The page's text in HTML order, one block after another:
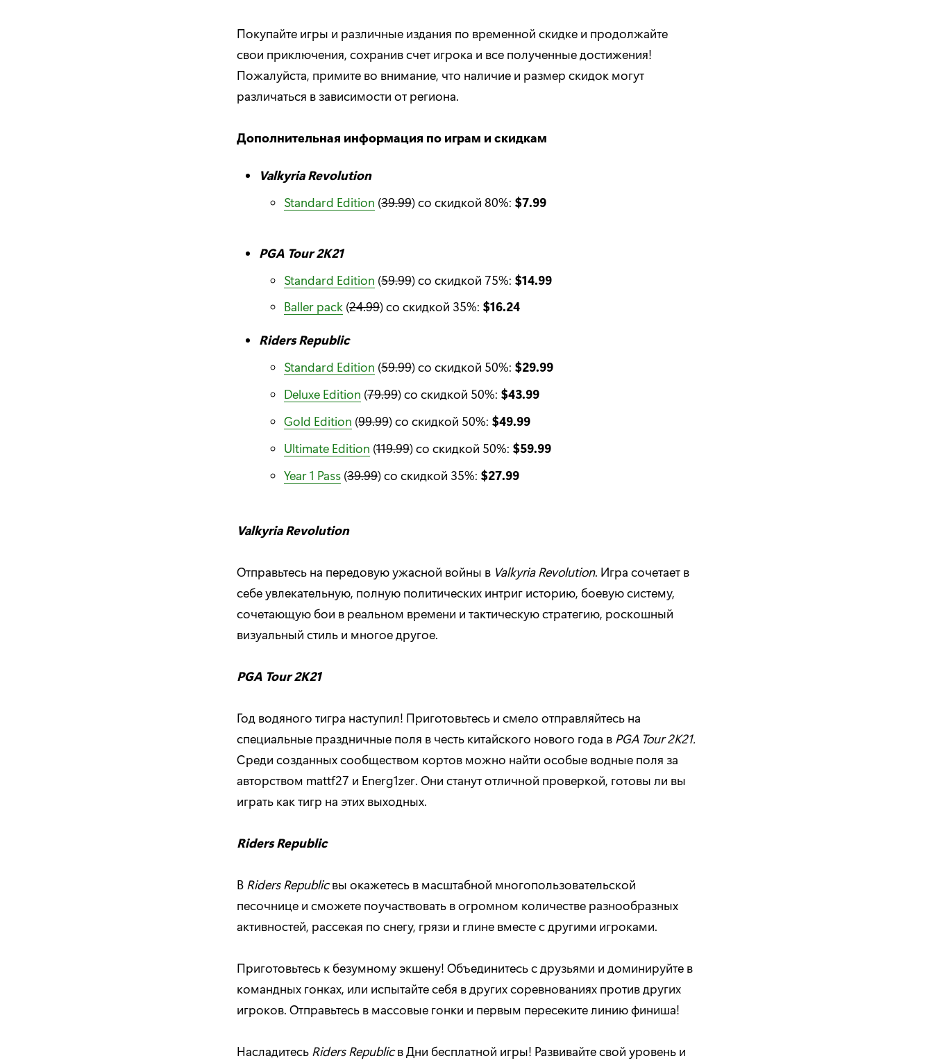
Покупайте игры и различные издания по временной скидке и продолжайте
свои приключения, сохранив счет игрока и все полученные достижения!
Пожалуйста, примите во внимание, что наличие и размер скидок могут
различаться в зависимости от региона.
Дополнительная информация по играм и скидкам
Valkyria Revolution
Standard Edition (39.99) со скидкой 80%: $7.99
PGA Tour 2K21
Standard Edition (59.99) со скидкой 75%: $14.99
Baller pack(24.99) со скидкой 35%: $16.24
Riders Republic
Standard Edition (59.99) со скидкой 50%: $29.99
Deluxe Edition (79.99) со скидкой 50%: $43.99
Gold Edition (99.99) со скидкой 50%: $49.99
Ultimate Edition (119.99) со скидкой 50%: $59.99
Year 1 Pass(39.99) со скидкой 35%: $27.99
Valkyria Revolution
Отправьтесь на передовую ужасной войны в Valkyria Revolution. Игра сочетает в
себе увлекательную, полную политических интриг историю, боевую систему,
сочетающую бои в реальном времени и тактическую стратегию, роскошный
визуальный стиль и многое другое.
PGA Tour 2K21
Год водяного тигра наступил! Приготовьтесь и смело отправляйтесь на
специальные праздничные поля в честь китайского нового года в PGA Tour 2K21.
Среди созданных сообществом кортов можно найти особые водные поля за
авторством mattf27 и Energ1zer. Они станут отличной проверкой, готовы ли вы
играть как тигр на этих выходных.
Riders Republic
В Riders Republicвы окажетесь в масштабной многопользовательской
песочнице и сможете поучаствовать в огромном количестве разнообразных
активностей, рассекая по снегу, грязи и глине вместе с другими игроками.
Приготовьтесь к безумному экшену! Объединитесь с друзьями и доминируйте в
командных гонках, или испытайте себя в других соревнованиях против других
игроков. Отправьтесь в массовые гонки и первым пересеките линию финиша!
Насладитесь Riders Republicв Дни бесплатной игры! Развивайте свой уровень и